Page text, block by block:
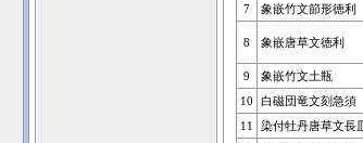
7
象嵌竹文節形徳利
8 象嵌唐草文徳利
9 象嵌竹文土瓶
10
白磁団竜文刻急須
11
染付牡丹唐草文長